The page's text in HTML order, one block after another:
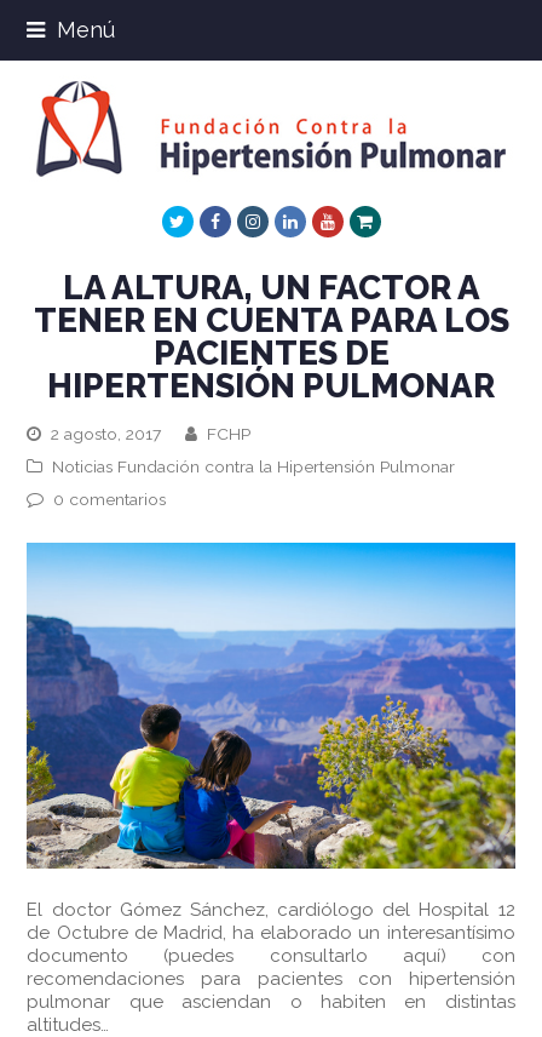
Menú
TwitterFacebookInstagram
LinkedInYoutube
Xing
LA ALTURA, UN FACTOR A
TENER EN CUENTA PARA LOS
PACIENTES DE
HIPERTENSIÓN PULMONAR
2 agosto, 2017
FCHP
Noticias Fundación contra la Hipertensión Pulmonar
0 comentarios
El doctor Gómez Sánchez, cardiólogo del Hospital 12
de Octubre de Madrid, ha elaborado un interesantísimo
documento (puedes consultarlo aquí) con
recomendaciones para pacientes con hipertensión
pulmonar que asciendan o habiten en distintas
altitudes…